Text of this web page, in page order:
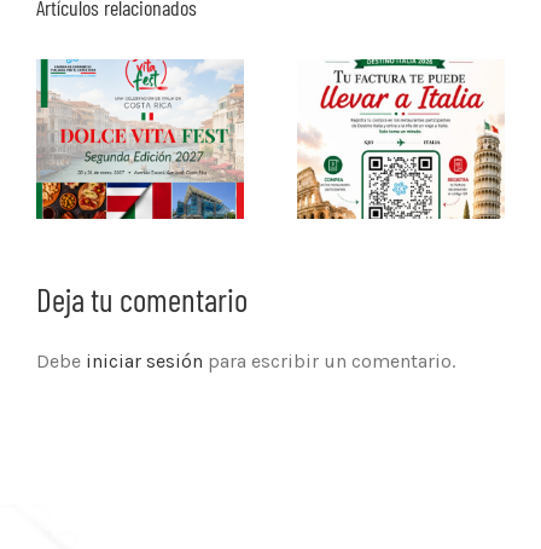
Artículos relacionados
Deja tu comentario
Debe iniciar sesión para escribir un comentario.